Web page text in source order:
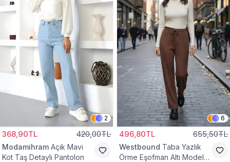
2
368,90TL 420,00TL
Modamihram Açık Mavi
Kot Taş Detaylı Pantolon
6
496,80TL 655,50TL
Westbound Taba Yazlık
Örme Eşofman Altı Model